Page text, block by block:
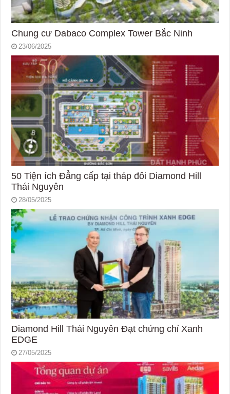
Chung cư Dabaco Complex Tower Bắc Ninh
23/06/2025
50 Tiện ích Đẳng cấp tại tháp đôi Diamond Hill
Thái Nguyên
28/05/2025
Diamond Hill Thái Nguyên Đạt chứng chỉ Xanh
EDGE
27/05/2025